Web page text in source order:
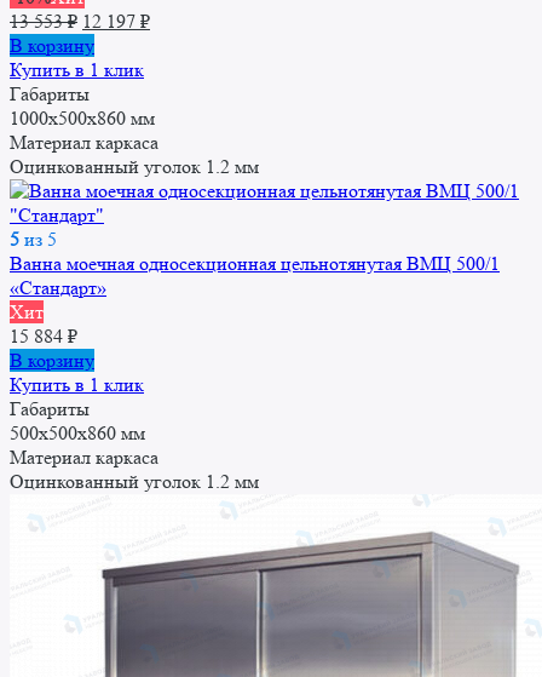
13 553₽ Первоначальная
цена
составляла
13
553 ₽.
12 197 ₽Текущая
В корзину
Купить в 1 клик
Габариты
1000x500x860 мм
Материал каркаса
Оцинкованный уголок 1.2 мм
5 из 5
Ванна моечная односекционная цельнотянутая ВМЦ 500/1
«Стандарт»
Хит
15 884 ₽
В корзину
Купить в 1 клик
Габариты
500x500x860 мм
Материал каркаса
Оцинкованный уголок 1.2 мм